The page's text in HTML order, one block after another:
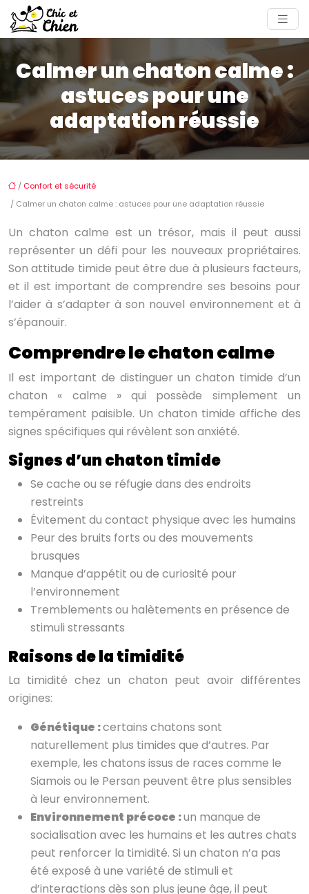
Calmer un chaton calme :
astuces pour une
adaptation réussie
/ Confort et sécurité
/ Calmer un chaton calme : astuces pour une adaptation réussie
Un chaton calme est un trésor, mais il peut aussi
représenter un défi pour les nouveaux propriétaires.
Son attitude timide peut être due à plusieurs facteurs,
et il est important de comprendre ses besoins pour
l’aider à s’adapter à son nouvel environnement et à
s’épanouir.
Comprendre le chaton calme
Il est important de distinguer un chaton timide d’un
chaton « calme » qui possède simplement un
tempérament paisible. Un chaton timide affiche des
signes spécifiques qui révèlent son anxiété.
Signes d’un chaton timide
Se cache ou se réfugie dans des endroits
restreints
Évitement du contact physique avec les humains
Peur des bruits forts ou des mouvements
brusques
Manque d’appétit ou de curiosité pour
l’environnement
Tremblements ou halètements en présence de
stimuli stressants
Raisons de la timidité
La timidité chez un chaton peut avoir différentes
origines:
Génétique :certains chatons sont
naturellement plus timides que d’autres. Par
exemple, les chatons issus de races comme le
Siamois ou le Persan peuvent être plus sensibles
à leur environnement.
Environnement précoce :un manque de
socialisation avec les humains et les autres chats
peut renforcer la timidité. Si un chaton n’a pas
été exposé à une variété de stimuli et
d’interactions dès son plus jeune âge, il peut